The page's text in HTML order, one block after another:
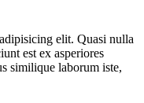
elit. Quasi nulla
est ex asperiores
similique laborum iste,